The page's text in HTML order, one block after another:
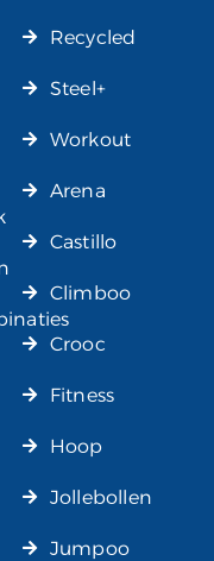
Recycled
Steel+
Workout
Arena
Castillo
Climboo
Crooc
Fitness
Hoop
Jollebollen
Jumpoo